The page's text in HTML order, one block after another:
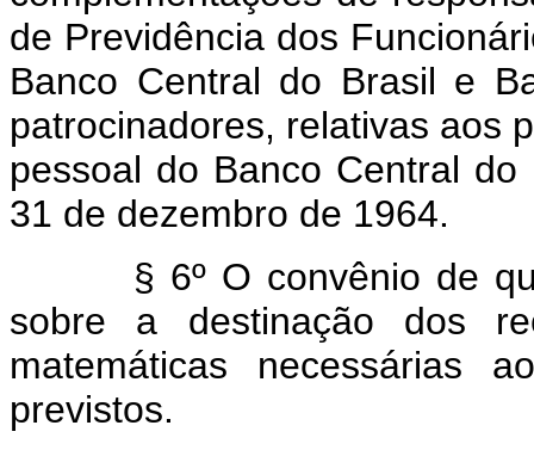
de Previdência dos
Banco Central do Brasil e
patrocinadores, relativas aos
pessoal do Banco Central
31 de dezembro de 1964.
§ 6º O convênio de que
sobre a destinação dos
matemáticas necessárias
previstos.